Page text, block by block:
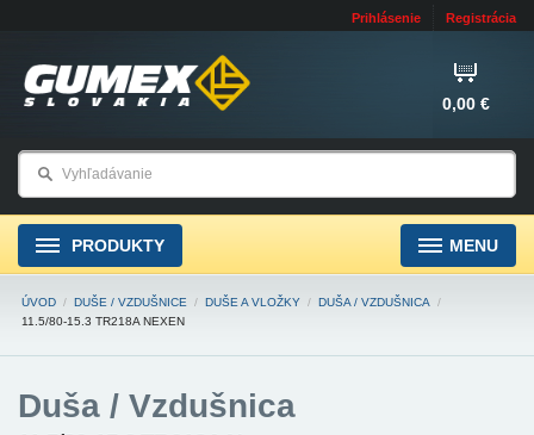
Prihlásenie Registrácia
0,00 €
PRODUKTY MENU
ÚVOD / DUŠE / VZDUŠNICE / DUŠE A VLOŽKY / DUŠA / VZDUŠNICA
/
11.5/80-15.3 TR218A NEXEN
Duša / Vzdušnica